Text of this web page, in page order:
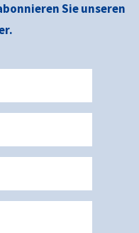
Sie unseren